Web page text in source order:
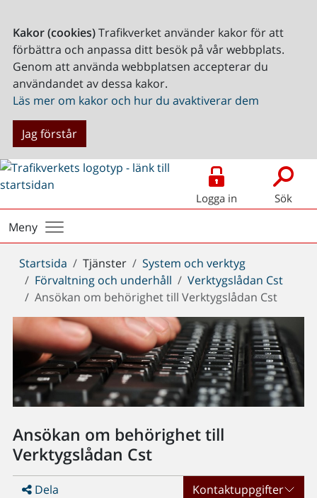
Kakor (cookies)Trafikverket använder kakor för att
förbättra och anpassa ditt besök på vår webbplats.
Genom att använda webbplatsen accepterar du
användandet av dessa kakor.
Läs mer om kakor och hur du avaktiverar dem
Jag förstår
Logga in Sök
Meny
Du
är
här:
Startsida Tjänster
System och verktyg
Förvaltning och underhåll
Verktygslådan Cst
Ansökan om behörighet till Verktygslådan Cst
Ansökan om behörighet till
Verktygslådan Cst
Dela Kontaktuppgifter